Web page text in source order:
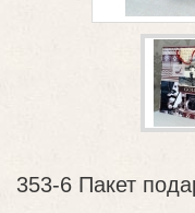
353-6 Пакет